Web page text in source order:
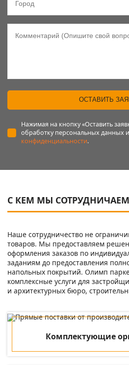
Комментарий
ОСТАВИТЬ
Нажимая на кнопку «Оставить
обработку персональных данных
конфиденциальности.
С КЕМ МЫ СОТРУДНИЧАЕМ
Наше сотрудничество не
товаров. Мы предоставляем
оформления заказов по
заданиям до предоставления
напольных покрытий. Олимп
комплексные услуги для
и архитектурных бюро,
Комплектующие